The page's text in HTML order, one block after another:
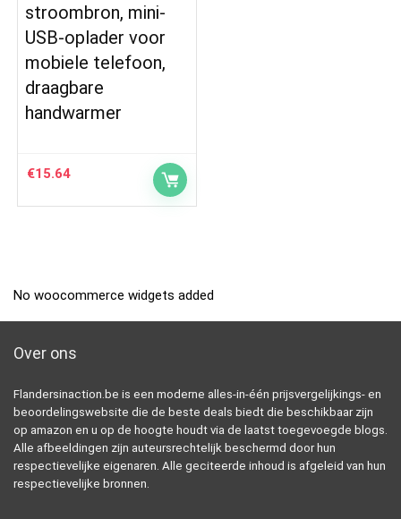
stroombron, mini-
USB-oplader voor
mobiele telefoon,
draagbare
handwarmer
€15.64
No woocommerce widgets added
Over ons
Flandersinaction.be is een moderne alles-in-één prijsvergelijkings- en
beoordelingswebsite die de beste deals biedt die beschikbaar zijn
op amazon en u op de hoogte houdt via de laatst toegevoegde blogs.
Alle afbeeldingen zijn auteursrechtelijk beschermd door hun
respectievelijke eigenaren. Alle geciteerde inhoud is afgeleid van hun
respectievelijke bronnen.